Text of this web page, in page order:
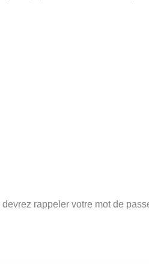
rappeler votre mot de